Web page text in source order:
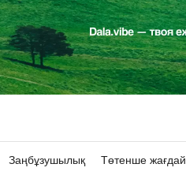
Заңбұзушылық Төтенше жағдай